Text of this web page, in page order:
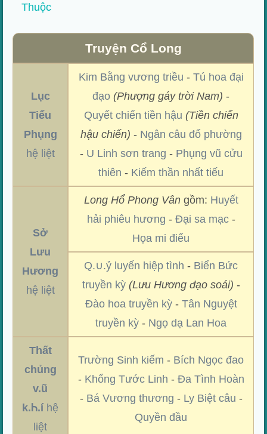
Thuộc
Truyện Cổ Long
Lục
Tiểu
Phụng
hệ liệt
Kim Bằng vương triều - Tú hoa đại
đạo (Phượng gáy trời Nam) -
Quyết chiến tiền hậu (Tiền chiến
hậu chiến) - Ngân câu đổ phường
- U Linh sơn trang - Phụng vũ cửu
thiên - Kiếm thần nhất tiếu
Sở
Lưu
Hương
hệ liệt
Long Hổ Phong Vângồm: Huyết
hải phiêu hương - Đại sa mạc-
Họa mi điểu
Q.∪.ỷ luyến hiệp tình - Biển Bức
truyền kỳ (Lưu Hương đạo soái) -
Đào hoa truyền kỳ- Tân Nguyệt
truyền kỳ - Ngọ dạ Lan Hoa
Thất
chủng
v.ũ
k.Ꮒ.í hệ
liệt
Trường Sinh kiếm - Bích Ngọc đao
- Khổng Tước Linh - Đa Tình Hoàn
- Bá Vương thương - Ly Biệt câu -
Quyền đầu